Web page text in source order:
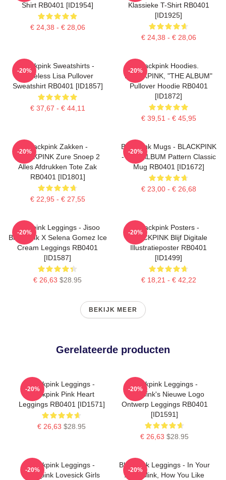
Shirt RB0401 [ID1954]
€ 24,38 - € 28,06
Klassieke T-Shirt RB0401
[ID1925]
€ 24,38 - € 28,06
Blackpink Sweatshirts -
Faceless Lisa Pullover
Sweatshirt RB0401 [ID1857]
€ 37,67 - € 44,11
-20%
Blackpink Hoodies.
BLACKPINK, "THE ALBUM"
Pullover Hoodie RB0401
[ID1872]
€ 39,51 - € 45,95
-20%
Blackpink Zakken -
BLACKPINK Zure Snoep 2
Alles Afdrukken Tote Zak
RB0401 [ID1801]
€ 22,95 - € 27,55
-20%
Blackpink Mugs - BLACKPINK
- THE ALBUM Pattern Classic
Mug RB0401 [ID1672]
€ 23,00 - € 26,68
-20%
Blackpink Leggings - Jisoo
BlackPink X Selena Gomez Ice
Cream Leggings RB0401
[ID1587]
€ 26,63 $28.95
-20%
Blackpink Posters -
BLACKPINK Blijf Digitale
Illustratieposter RB0401
[ID1499]
€ 18,21 - € 42,22
-20%
BEKIJK MEER
Gerelateerde producten
Blackpink Leggings -
Blackpink Pink Heart
Leggings RB0401 [ID1571]
€ 26,63 $28.95
-20%
Blackpink Leggings -
Blackpink's Nieuwe Logo
Ontwerp Leggings RB0401
[ID1591]
€ 26,63 $28.95
-20%
Blackpink Leggings -
Blackpink Lovesick Girls
-20%
Blackpink Leggings - In Your
Area Blink, How You Like
-20%